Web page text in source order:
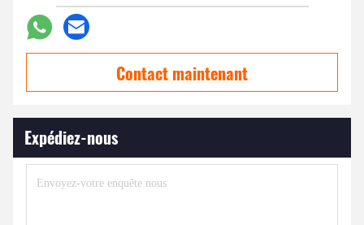
Contact maintenant
Expédiez-nous